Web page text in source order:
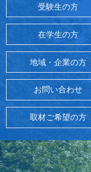
受験生の方
在学生の方
地域・企業の方
お問い合わせ
取材ご希望の方